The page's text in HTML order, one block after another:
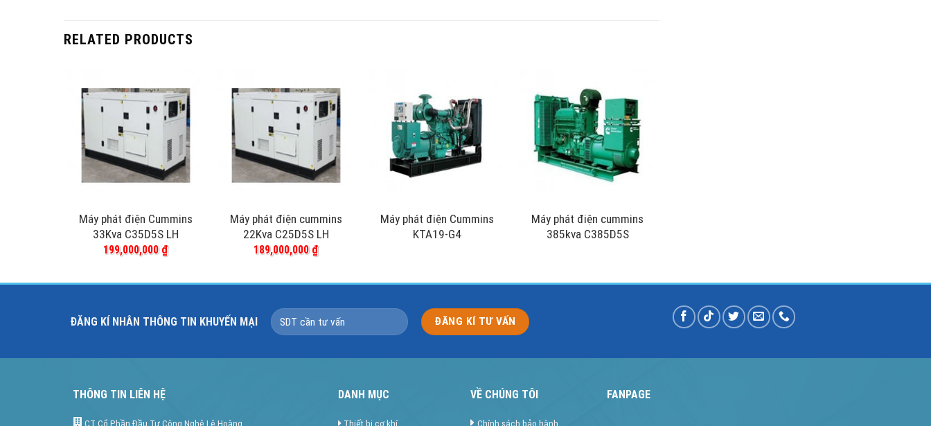
RELATED PRODUCTS
Máy phát điện Cummins
33Kva C35D5S LH
199,000,000 ₫
Máy phát điện cummins
22Kva C25D5S LH
189,000,000 ₫
Máy phát điện Cummins
KTA19-G4
Máy phát điện cummins
385kva C385D5S
ĐĂNG KÍ NHÂN THÔNG TIN KHUYẾN MẠI
THÔNG TIN LIÊN HỆ
CT Cổ Phần Đầu Tư Công Nghệ Lê Hoàng
DANH MỤC
Thiết bị cơ khí
VỀ CHÚNG TÔI
Chính sách bảo hành
FANPAGE